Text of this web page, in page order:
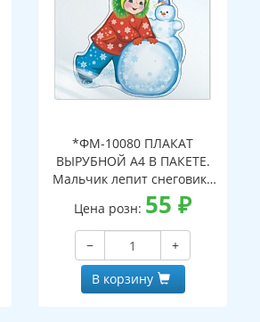
*ФМ-10080 ПЛАКАТ
ВЫРУБНОЙ А4 В ПАКЕТЕ.
Мальчик лепит снеговика
(блестки в лаке, в
индивидуальной упаковке,
с европодвесом и клеевым
клапаном)
Цена розн: 55₽
−
+
В корзину